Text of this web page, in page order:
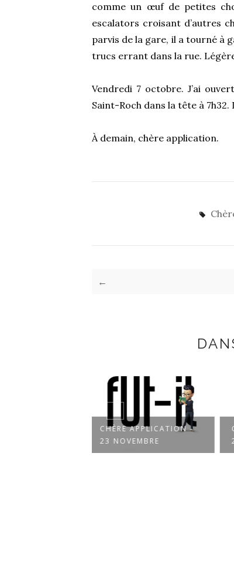
comme un œuf de petites
escalators croisant d’autres
parvis de la gare, il a tourné à
trucs errant dans la rue.
Vendredi 7 octobre. J’ai
Saint-Roch dans la tête à 7h32.
À demain, chère application.
←
CHÈRE APPLICATION -
24 NOVEMBRE